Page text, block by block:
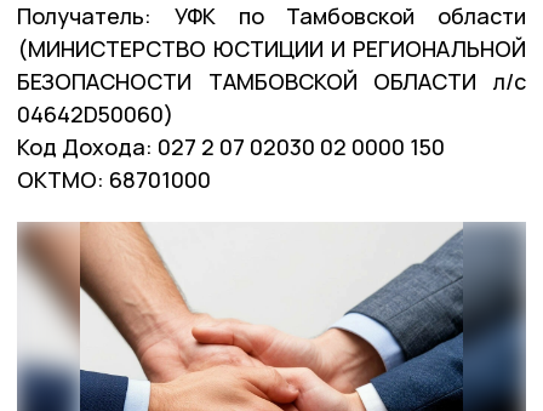
Получатель: УФК по Тамбовской области
(МИНИСТЕРСТВО ЮСТИЦИИ И РЕГИОНАЛЬНОЙ
БЕЗОПАСНОСТИ ТАМБОВСКОЙ ОБЛАСТИ л/с
04642D50060)
Код Дохода: 027 2 07 02030 02 0000 150
ОКТМО: 68701000